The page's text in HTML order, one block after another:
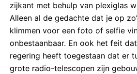
zijkant met behulp van plexiglas
Alleen al de gedachte dat je op
klimmen voor een foto of selfie
onbestaanbaar. En ook het feit
regering heeft toegestaan dat er
grote radio-telescopen zijn